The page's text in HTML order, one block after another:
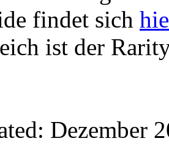
findet sich
ist der
Dezember